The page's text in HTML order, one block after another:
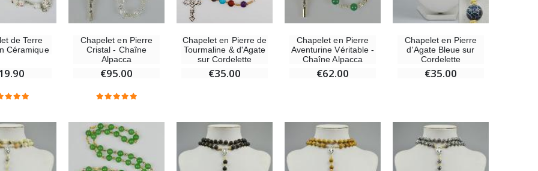
de Terre
Céramique
Chapelet en Pierre
Cristal - Chaîne
Alpacca
€95.00
Chapelet en Pierre de
Tourmaline & d'Agate
sur Cordelette
€35.00
Chapelet en Pierre
Aventurine Véritable -
Chaîne Alpacca
€62.00
Chapelet en Pierre
d'Agate Bleue sur
Cordelette
€35.00